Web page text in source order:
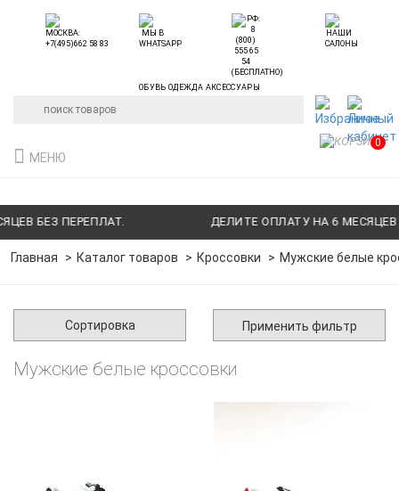
БЕЗ ПЕРЕПЛАТ. ДЕЛИТЕ ОПЛАТУ НА 6 МЕСЯЦЕВ
ОБУВЬ ОДЕЖДА АКСЕССУАРЫ
МЕНЮ
0
Главная Каталог товаров Кроссовки Мужские белые
Сортировка Применить фильтр
Мужские белые кроссовки